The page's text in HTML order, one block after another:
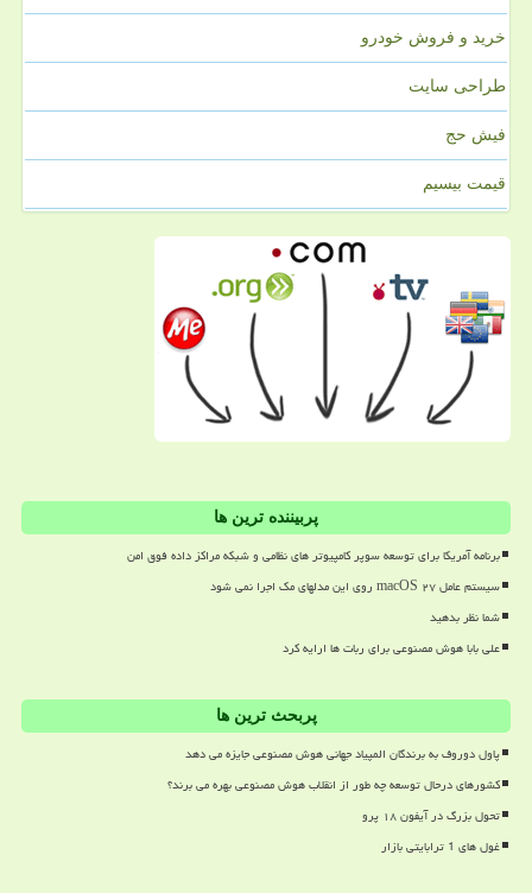
خرید و فروش خودرو
طراحی سایت
فیش حج
قیمت بیسیم
پربیننده ترین ها
برنامه آمریکا برای توسعه سوپر کامپیوتر های نظامی و شبکه مراکز داده فوق امن
سیستم عامل macOS ۲۷ روی این مدلهای مک اجرا نمی شود
شما نظر بدهید
علی بابا هوش مصنوعی برای ربات ها ارایه کرد
پربحث ترین ها
پاول دوروف به برندگان المپیاد جهانی هوش مصنوعی جایزه می دهد
کشورهای درحال توسعه چه طور از انقلاب هوش مصنوعی بهره می برند؟
تحول بزرگ در آیفون ۱۸ پرو
غول های 1 ترابایتی بازار